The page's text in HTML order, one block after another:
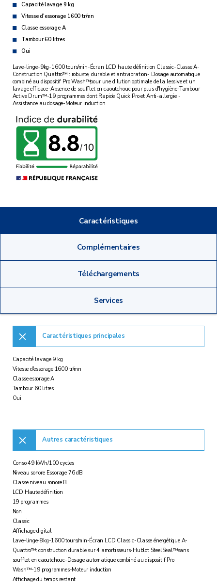
Capacité lavage 9 kg
Vitesse d'essorage 1600 tr/mn
Classe essorage A
Tambour 60 litres
Oui
Lave-linge-9kg-1600 tours/min-Écran LCD haute définition Classic-Classe A-
Construction Quattro™ : robuste, durable et antivibration- Dosage automatique
combiné au dispositif Pro Wash™pour une dilution optimale de la lessive et un
lavage efficace-Absence de soufflet en caoutchouc pour plus d'hygiène-Tambour
Active Drum™-19 programmes dont Rapide Quick Pro et Anti-allergie -
Assistance au dosage-Moteur induction
Caractéristiques
Complémentaires
Téléchargements
Services
Caractéristiques principales
Capacité lavage 9 kg
Vitesse d'essorage 1600 tr/mn
Classe essorage A
Tambour 60 litres
Oui
Autres caractéristiques
Conso 49 kWh/100 cycles
Niveau sonore Essorage 76 dB
Classe niveau sonore B
LCD Haute définition
19 programmes
Non
Classic
Affichage digital
Lave-linge-8kg-1600 tours/min-Écran LCD Classic-Classe énergétique A-
Quattro™: construction durable sur 4 amortisseurs-Hublot SteelSeal™sans
soufflet en caoutchouc-Dosage automatique combiné au dispositif Pro
Wash™-19 programmes-Moteur induction
Affichage du temps restant